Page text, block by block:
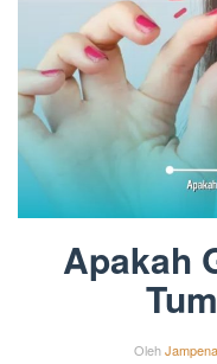
Apakah
OlehJampena